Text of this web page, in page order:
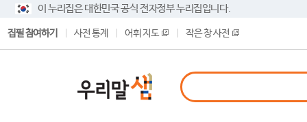
이 누리집은 대한민국 공식 전자정부 누리집입니다.
집필 참여하기 사전 통계 어휘 지도 작은 창 사전